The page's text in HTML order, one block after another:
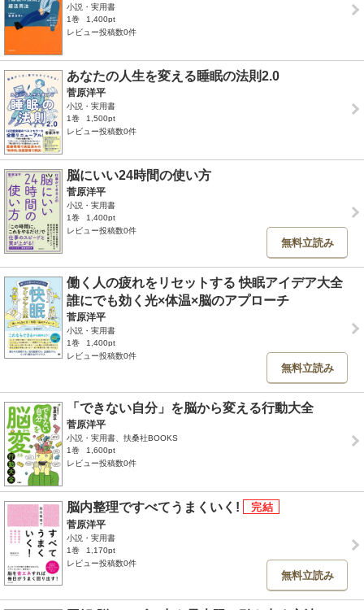
小説・実用書
1巻
1,400pt
レビュー投稿数0件
あなたの人生を変える睡眠の法則2.0
菅原洋平
小説・実用書
1巻
1,500pt
レビュー投稿数0件
脳にいい24時間の使い方
菅原洋平
小説・実用書
1巻
1,400pt
レビュー投稿数0件
無料立読み
働く人の疲れをリセットする 快眠アイデア大全
誰にでも効く光×体温×脳のアプローチ
菅原洋平
小説・実用書
1巻
1,400pt
レビュー投稿数0件
無料立読み
「できない自分」を脳から変える行動大全
菅原洋平
小説・実用書、扶桑社BOOKS
1巻
1,600pt
レビュー投稿数0件
脳内整理ですべてうまくいく!
菅原洋平
小説・実用書
1巻
1,170pt
レビュー投稿数0件
無料立読み